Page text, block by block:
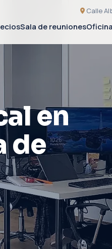
Calle
Sala de reuniones
en
de